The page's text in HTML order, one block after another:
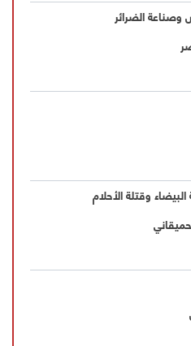
وصناعة الضرائر
وقتلة الأحلام